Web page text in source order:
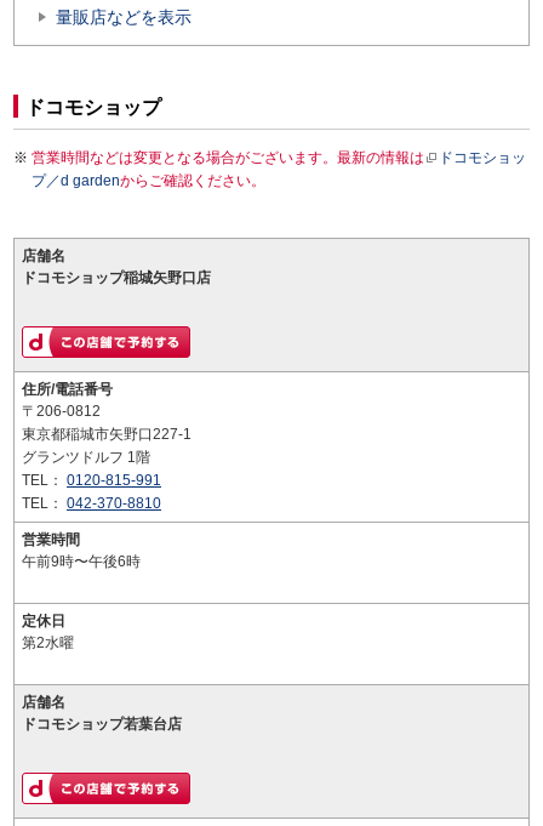
量販店などを表示
ドコモショップ
営業時間などは変更となる場合がございます。最新の情報は
ドコモショッ
プ／d gardenからご確認ください。
店舗名
ドコモショップ稲城矢野口店
住所/電話番号
〒206-0812
東京都稲城市矢野口227-1
グランツドルフ 1階
TEL： 0120-815-991
TEL： 042-370-8810
営業時間
午前9時〜午後6時
定休日
第2水曜
店舗名
ドコモショップ若葉台店